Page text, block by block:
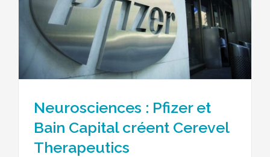
Neurosciences : Pfizer et
Bain Capital créent Cerevel
Therapeutics